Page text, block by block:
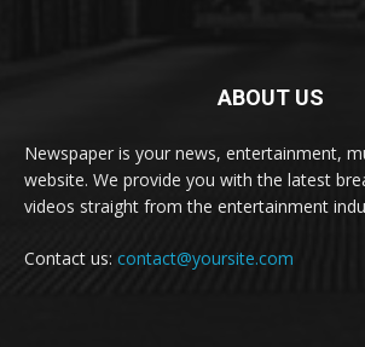
ABOUT US
Newspaper is your news, entertainment,
website. We provide you with the latest
videos straight from the entertainment
Contact us: contact@yoursite.com